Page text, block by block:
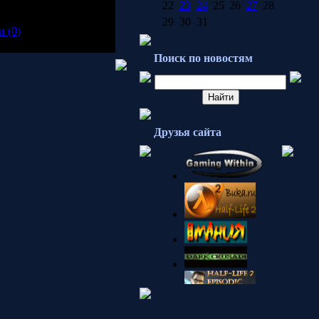
(0)
22 23 24 25 26 27 28
29 30 31
Поиск по новостям
Друзья сайта